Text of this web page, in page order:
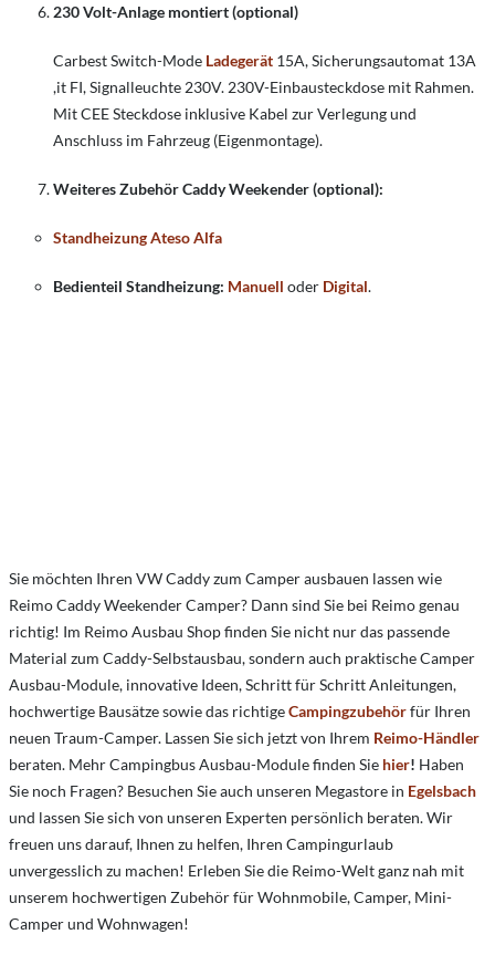
230 Volt-Anlage montiert (optional)
Carbest Switch-Mode Ladegerät 15A, Sicherungsautomat 13A
,it FI, Signalleuchte 230V. 230V-Einbausteckdose mit Rahmen.
Mit CEE Steckdose inklusive Kabel zur Verlegung und
Anschluss im Fahrzeug (Eigenmontage).
Weiteres Zubehör Caddy Weekender (optional):
Standheizung Ateso Alfa
Bedienteil Standheizung: Manuell oder Digital.
Sie möchten Ihren VW Caddy zum Camper ausbauen lassen wie
Reimo Caddy Weekender Camper? Dann sind Sie bei Reimo genau
richtig! Im Reimo Ausbau Shop finden Sie nicht nur das passende
Material zum Caddy-Selbstausbau, sondern auch praktische Camper
Ausbau-Module, innovative Ideen, Schritt für Schritt Anleitungen,
hochwertige Bausätze sowie das richtigeCampingzubehörfür Ihren
neuen Traum-Camper. Lassen Sie sich jetzt von Ihrem Reimo-Händler
beraten. Mehr Campingbus Ausbau-Module finden Sie hier! Haben
Sie noch Fragen? Besuchen Sie auch unseren Megastore in Egelsbach
und lassen Sie sich von unseren Experten persönlich beraten. Wir
freuen uns darauf, Ihnen zu helfen, Ihren Campingurlaub
unvergesslich zu machen! Erleben Sie die Reimo-Welt ganz nah mit
unserem hochwertigen Zubehör für Wohnmobile, Camper, Mini-
Camper und Wohnwagen!